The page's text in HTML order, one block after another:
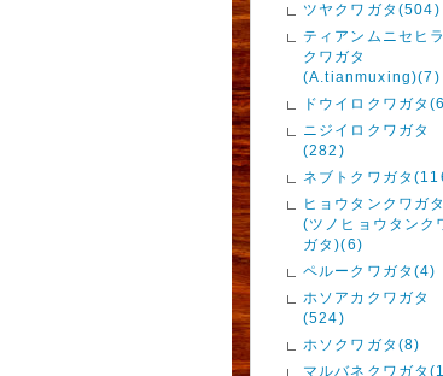
ツヤクワガタ(504)
ティアンムニセヒ
クワガタ
(A.tianmuxing)(7)
ドウイロクワガタ
ニジイロクワガタ
(282)
ネブトクワガタ
ヒョウタンクワガタ
(ツノヒョウタンク
ガタ)(6)
ペルークワガタ(4)
ホソアカクワガタ
(524)
ホソクワガタ(8)
マルバネクワガタ